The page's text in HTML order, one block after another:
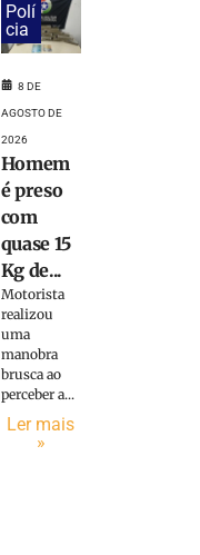
Polí
cia
8 DE
AGOSTO DE
2026
Homem
é preso
com
quase 15
Kg de...
Motorista
realizou
uma
manobra
brusca ao
perceber a...
Ler mais
»